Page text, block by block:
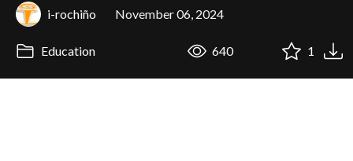
i-rochiño November 06, 2024
Education 640 1